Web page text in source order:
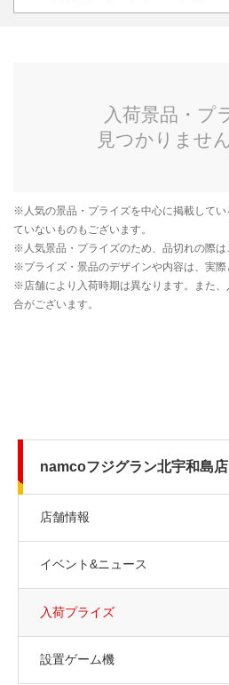
namcoフジグラン北宇和島店
店舗情報
イベント&ニュース
入荷プライズ
設置ゲーム機